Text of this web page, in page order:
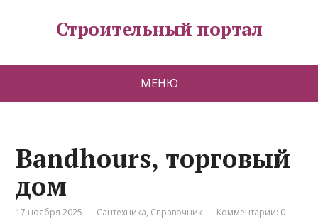
Строительный портал
МЕНЮ
Bandhours, торговый
дом
17 ноября 2025 Сантехника, Справочник Комментарии: 0